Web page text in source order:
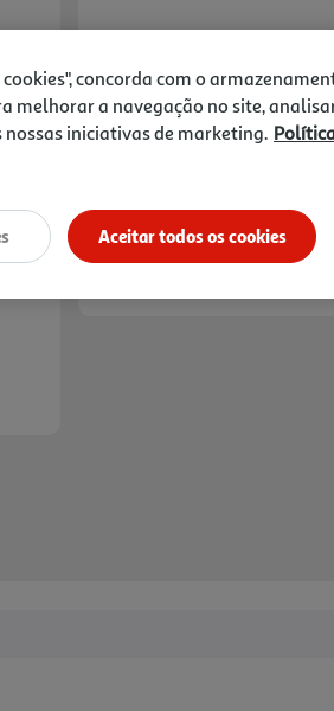
39,99 €
concorda com o
melhorar a navegação no site,
iniciativas de marketing.
Aceitar todos os cookies